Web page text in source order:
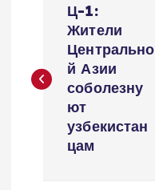
s
Ц-1:
Жители
Центрально
й Азии
соболезну
ют
узбекистан
цам